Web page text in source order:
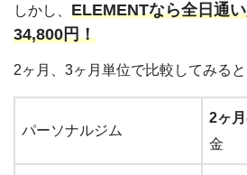
しかし、 ELEMENTなら全日通
34,800円！
2ヶ月、3ヶ月単位で比較してみると
パーソナルジム
2ヶ月
金